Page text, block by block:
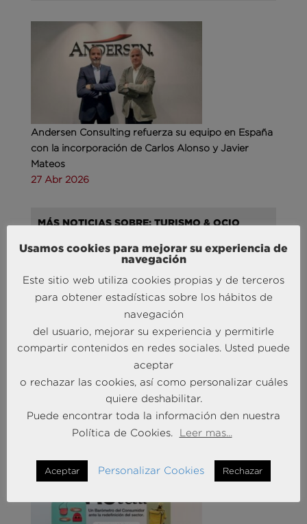
Andersen Consulting refuerza su equipo en España
con la incorporación de Carlos Alonso y Javier
Mateos
27 Abr 2026
MÁS NOTICIAS SOBRE: TURISMO & OCIO
Agencias de viajes: del mostrador al taller de
experiencias
MÁS NOTICIAS SOBRE: CUSTOMER
Usamos cookies para mejorar su experiencia de
navegación
Este sitio web utiliza cookies propias y de terceros
para obtener estadísticas sobre los hábitos de
navegación
del usuario, mejorar su experiencia y permitirle
compartir contenidos en redes sociales. Usted puede
aceptar
o rechazar las cookies, así como personalizar cuáles
quiere deshabilitar.
Puede encontrar toda la información den nuestra
Política de Cookies.
Leer mas...
Aceptar Personalizar Cookies Rechazar